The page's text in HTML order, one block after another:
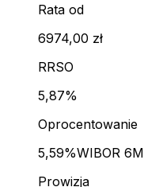
Rata od
6974,00 zł
RRSO
5,87%
Oprocentowanie
5,59%WIBOR 6M
Prowizja